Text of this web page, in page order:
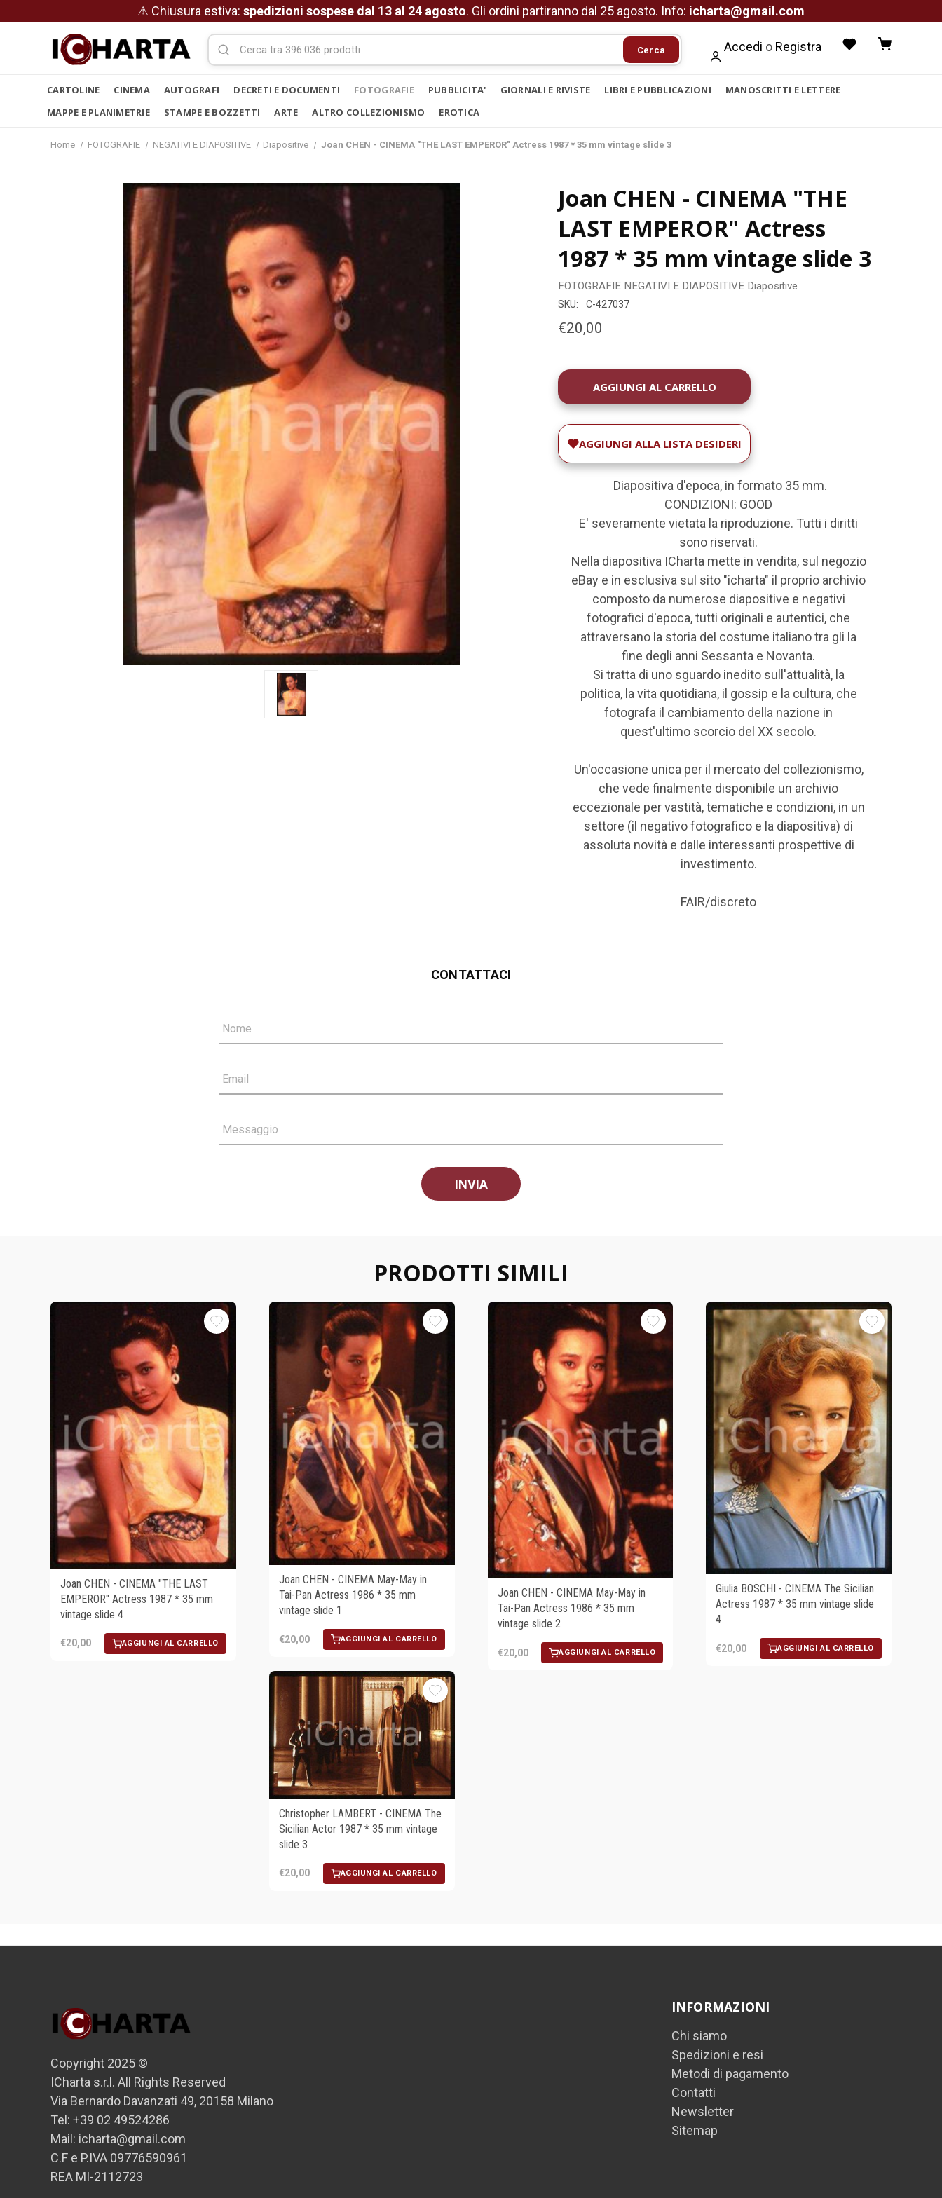
⚠ Chiusura estiva: spedizioni sospese dal 13 al 24 agosto. Gli ordini partiranno dal 25 agosto. Info: icharta@gmail.com
Cerca Accedi o Registra
CARTOLINE CINEMA AUTOGRAFI DECRETI E DOCUMENTI FOTOGRAFIE PUBBLICITA' GIORNALI E RIVISTE LIBRI E PUBBLICAZIONI
MANOSCRITTI E LETTERE
MAPPE E PLANIMETRIE
STAMPE E BOZZETTI ARTE ALTRO COLLEZIONISMO EROTICA
Home FOTOGRAFIE NEGATIVI E DIAPOSITIVE Diapositive Joan CHEN - CINEMA "THE LAST EMPEROR" Actress 1987 * 35 mm vintage slide 3
Joan CHEN - CINEMA "THE
LAST EMPEROR" Actress
1987 * 35 mm vintage slide 3
FOTOGRAFIE NEGATIVI E DIAPOSITIVE Diapositive
SKU: C-427037
€20,00
DISPONIBILITÀ
ATTUALE:
AGGIUNGI ALLA LISTA DESIDERI
Diapositiva d'epoca, in formato 35 mm.
CONDIZIONI: GOOD
E' severamente vietata la riproduzione. Tutti i diritti
sono riservati.
Nella diapositiva ICharta mette in vendita, sul negozio
eBay e in esclusiva sul sito "icharta" il proprio archivio
composto da numerose diapositive e negativi
fotografici d'epoca, tutti originali e autentici, che
attraversano la storia del costume italiano tra gli la
fine degli anni Sessanta e Novanta.
Si tratta di uno sguardo inedito sull'attualità, la
politica, la vita quotidiana, il gossip e la cultura, che
fotografa il cambiamento della nazione in
quest'ultimo scorcio del XX secolo.
Un'occasione unica per il mercato del collezionismo,
che vede finalmente disponibile un archivio
eccezionale per vastità, tematiche e condizioni, in un
settore (il negativo fotografico e la diapositiva) di
assoluta novità e dalle interessanti prospettive di
investimento.
FAIR/discreto
CONTATTACI
Nome
Email
Messaggio
PRODOTTI SIMILI
Joan CHEN - CINEMA "THE LAST
EMPEROR" Actress 1987 * 35 mm
vintage slide 4
€20,00 AGGIUNGI AL CARRELLO
Joan CHEN - CINEMA May-May in
Tai-Pan Actress 1986 * 35 mm
vintage slide 1
€20,00 AGGIUNGI AL CARRELLO
Joan CHEN - CINEMA May-May in
Tai-Pan Actress 1986 * 35 mm
vintage slide 2
€20,00 AGGIUNGI AL CARRELLO
Giulia BOSCHI - CINEMA The Sicilian
Actress 1987 * 35 mm vintage slide
4
€20,00 AGGIUNGI AL CARRELLO
Christopher LAMBERT - CINEMA The
Sicilian Actor 1987 * 35 mm vintage
slide 3
€20,00 AGGIUNGI AL CARRELLO
Copyright 2025 ©
ICharta s.r.l. All Rights Reserved
Via Bernardo Davanzati 49, 20158 Milano
Tel: +39 02 49524286
Mail: icharta@gmail.com
C.F e P.IVA 09776590961
REA MI-2112723
INFORMAZIONI
Chi siamo
Spedizioni e resi
Metodi di pagamento
Contatti
Newsletter
Sitemap